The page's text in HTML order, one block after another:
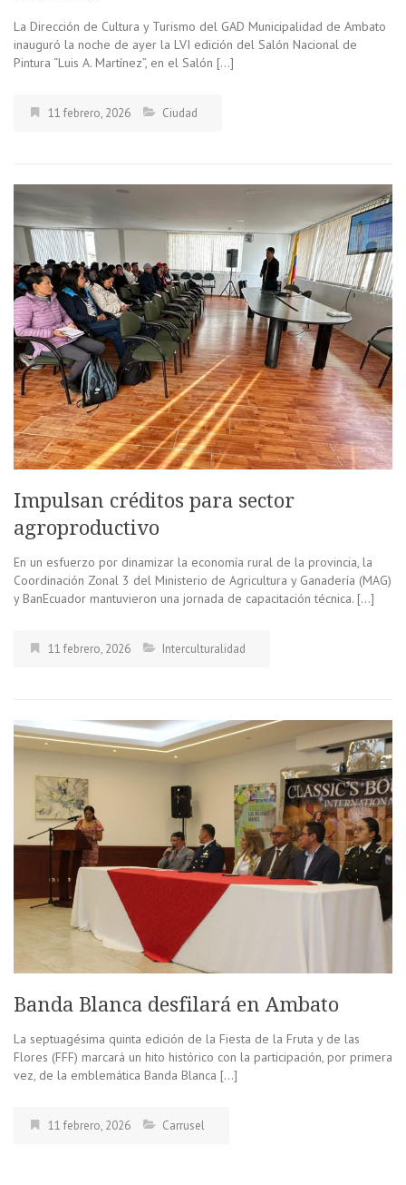
La Dirección de Cultura y Turismo del GAD Municipalidad de Ambato
inauguró la noche de ayer la LVI edición del Salón Nacional de
Pintura “Luis A. Martínez”, en el Salón […]
11 febrero, 2026 Ciudad
Impulsan créditos para sector
agroproductivo
En un esfuerzo por dinamizar la economía rural de la provincia, la
Coordinación Zonal 3 del Ministerio de Agricultura y Ganadería (MAG)
y BanEcuador mantuvieron una jornada de capacitación técnica. […]
11 febrero, 2026 Interculturalidad
Banda Blanca desfilará en Ambato
La septuagésima quinta edición de la Fiesta de la Fruta y de las
Flores (FFF) marcará un hito histórico con la participación, por primera
vez, de la emblemática Banda Blanca […]
11 febrero, 2026 Carrusel